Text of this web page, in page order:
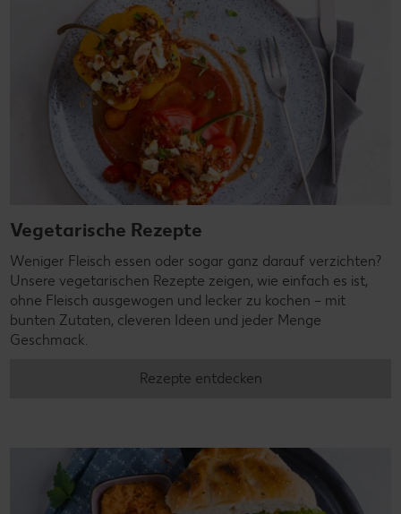
Vegetarische Rezepte
Weniger Fleisch essen oder sogar ganz darauf verzichten?
Unsere vegetarischen Rezepte zeigen, wie einfach es ist,
ohne Fleisch ausgewogen und lecker zu kochen – mit
bunten Zutaten, cleveren Ideen und jeder Menge
Geschmack.
Rezepte entdecken